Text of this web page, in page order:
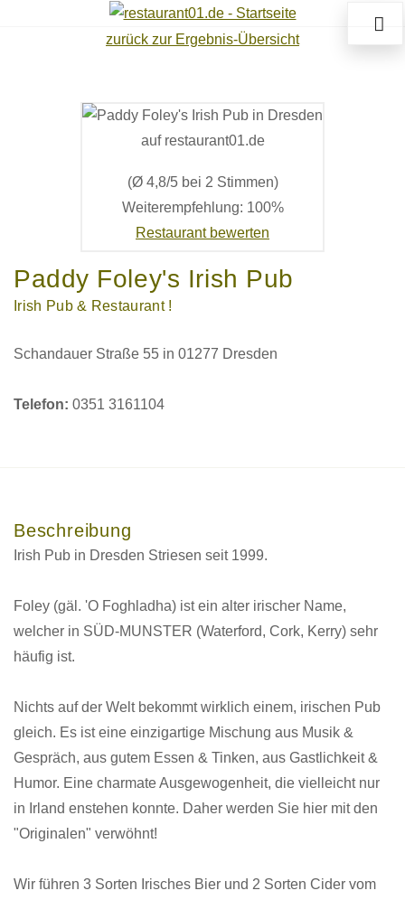
zurück zur Ergebnis-Übersicht
(Ø 4,8/5 bei 2 Stimmen)
Weiterempfehlung: 100%
Restaurant bewerten
Paddy Foley's Irish Pub
Irish Pub & Restaurant !
Schandauer Straße 55 in 01277 Dresden
Telefon: 0351 3161104
Beschreibung
Irish Pub in Dresden Striesen seit 1999.
Foley (gäl. 'O Foghladha) ist ein alter irischer Name,
welcher in SÜD-MUNSTER (Waterford, Cork, Kerry) sehr
häufig ist.
Nichts auf der Welt bekommt wirklich einem, irischen Pub
gleich. Es ist eine einzigartige Mischung aus Musik &
Gespräch, aus gutem Essen & Tinken, aus Gastlichkeit &
Humor. Eine charmate Ausgewogenheit, die vielleicht nur
in Irland enstehen konnte. Daher werden Sie hier mit den
"Originalen" verwöhnt!
Wir führen 3 Sorten Irisches Bier und 2 Sorten Cider vom